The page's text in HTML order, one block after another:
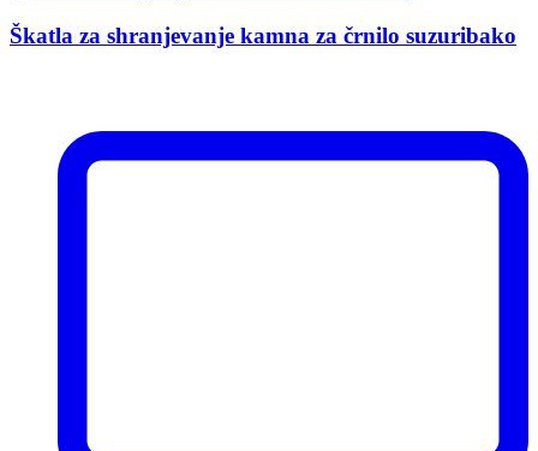
Škatla za shranjevanje kamna za črnilo suzuribako